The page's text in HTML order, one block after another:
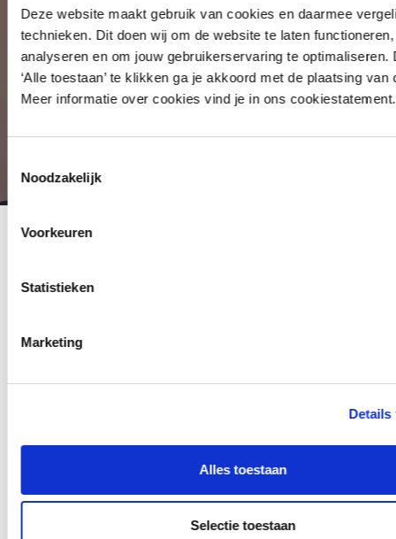
Deze website maakt gebruik van cookies en daarmee
technieken. Dit doen wij om de website te laten
analyseren en om jouw gebruikerservaring te optimaliseren.
‘Alle toestaan’ te klikken ga je akkoord met de plaatsing van
Meer informatie over cookies vind je in ons cookiestatement.
Noodzakelijk
Voorkeuren
Statistieken
Marketing
Details
Alles toestaan
Selectie toestaan
Innovatie februari 23, 2024
Bij LoQit streven we ernaar om de
toegankelijkheid en het gebruiksgemak van onze
lockeroplossingen voortdurend te verbeteren. In